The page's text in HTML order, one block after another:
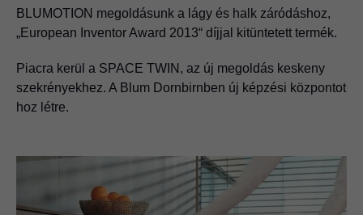
BLUMOTION megoldásunk a lágy és halk záródáshoz,
„European Inventor Award 2013“ díjjal kitüntetett termék.
Piacra kerül a SPACE TWIN, az új megoldás keskeny
szekrényekhez. A Blum Dornbirnben új képzési központot
hoz létre.